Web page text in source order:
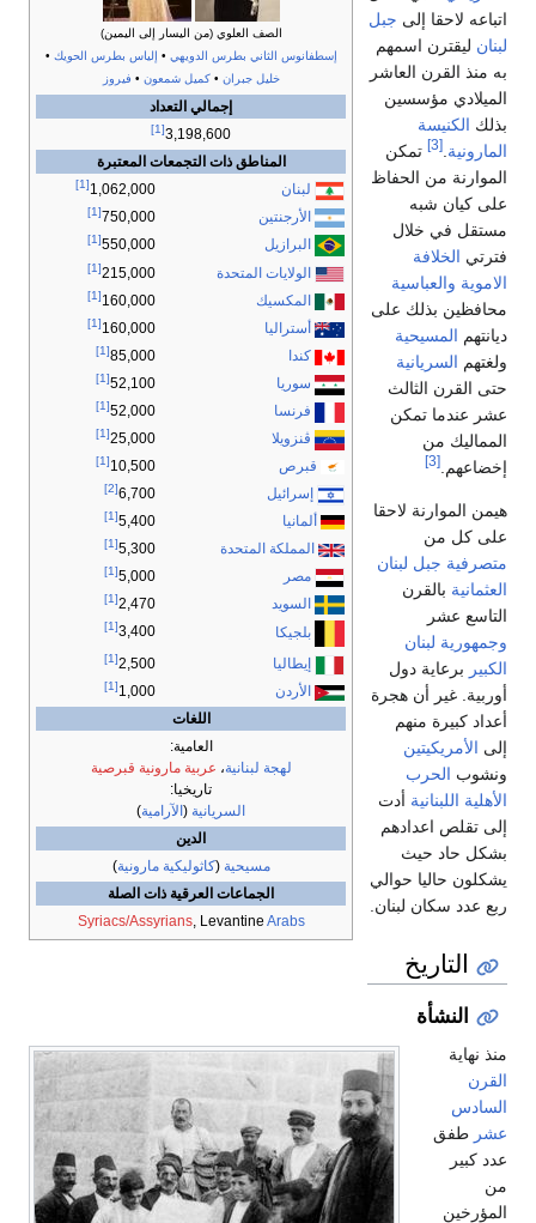
الصف العلوي (من اليسار إلى اليمين)
إسطفانوس الثاني بطرس الدويهي • إلياس بطرس الحويك •
خليل جبران •كميل شمعون • فيروز
إجمالي التعداد
3,198,600
[1]
المناطق ذات التجمعات المعتبرة
لبنان
1,062,000
[1]
الأرجنتين 750,000
[1]
البرازيل 550,000
[1]
الولايات المتحدة 215,000
[1]
المكسيك 160,000
[1]
أستراليا 160,000
[1]
كندا 85,000
[1]
سوريا 52,100
[1]
فرنسا 52,000
[1]
ڤنزويلا 25,000
[1]
قبرص 10,500
[1]
إسرائيل 6,700
[2]
ألمانيا 5,400
[1]
المملكة المتحدة 5,300
[1]
مصر 5,000
[1]
السويد 2,470
[1]
بلجيكا 3,400
[1]
إيطاليا 2,500
[1]
الأردن 1,000
[1]
اللغات
العامية:
لهجة لبنانية، عربية مارونية قبرصية
تاريخيا:
السريانية ( الآرامية)
الدين
مسيحية (كاثوليكية مارونية)
الجماعات العرقية ذات الصلة
Syriacs/Assyrians, Levantine Arabs
اتباعه لاحقا إلى جبل
لبنان ليقترن اسمهم
به منذ القرن العاشر
الميلادي مؤسسين
بذلك الكنيسة
المارونية [3]
تمكن
الموارنة من الحفاظ
على كيان شبه
مستقل في خلال
فترتي الخلافة
الاموية والعباسية
محافظين بذلك على
ديانتهم المسيحية
ولغتهم السريانية
حتى القرن الثالث
عشر عندما تمكن
المماليك من
إخضاعهم. [3]
هيمن الموارنة لاحقا
على كل من
متصرفية جبل لبنان
العثمانية بالقرن
التاسع عشر
وجمهورية لبنان
الكبير برعاية دول
أوربية. غير أن هجرة
أعداد كبيرة منهم
إلى الأمريكيتين
ونشوب الحرب
الأهلية اللبنانية أدت
إلى تقلص اعدادهم
بشكل حاد حيث
يشكلون حاليا حوالي
ربع عدد سكان لبنان.
التاريخ
النشأة
منذ نهاية
القرن
السادس
عشر طفق
عدد كبير
من
المؤرخين